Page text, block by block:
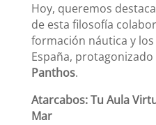
Hoy, queremos
de esta filosofía
formación náutica y
España,
Panthos.
Atarcabos: Tu Aula
Mar